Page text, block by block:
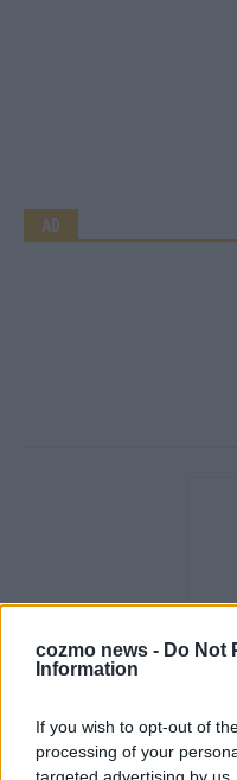
cozmo news - Do Not
Information
If you wish to opt-out of
processing of your
AD
Über Redaktion |
was euch wirklich
News, Storys und